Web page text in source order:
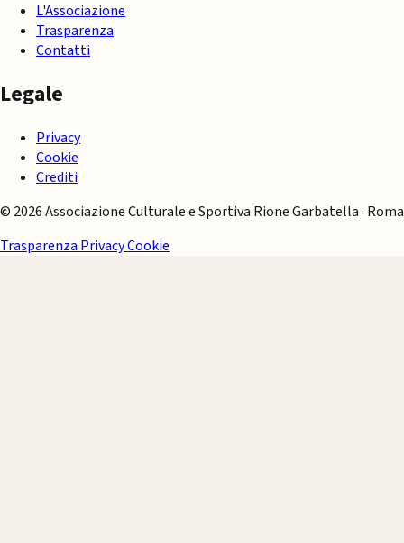
L'Associazione
Trasparenza
Contatti
Legale
Privacy
Cookie
Crediti
© 2026 Associazione Culturale e Sportiva Rione Garbatella · Roma
Trasparenza PrivacyCookie